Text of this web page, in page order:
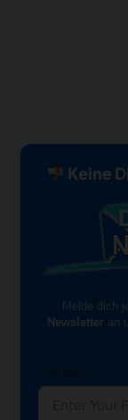
Keine
Melde dich
Newsletteran
Vorname